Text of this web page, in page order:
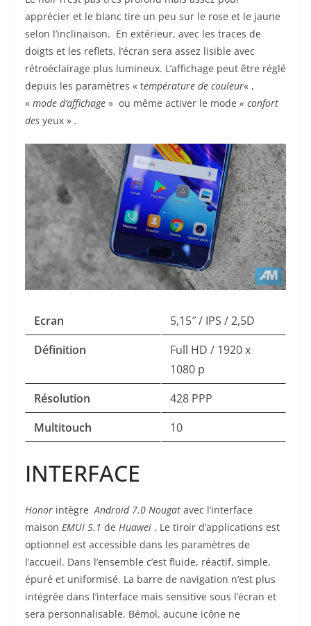
apprécier et le blanc tire un peu sur le rose et le jaune
selon l’inclinaison. En extérieur, avec les traces de
doigts et les reflets, l’écran sera assez lisible avec
rétroéclairage plus lumineux. L’affichage peut être réglé
depuis les paramètres « température de couleur« ,
« mode d’affichage » ou même activer le mode « confort
des yeux » .
Ecran
5,15″ / IPS / 2,5D
Définition
Full HD / 1920 x
1080 p
Résolution
428 PPP
Multitouch
10
INTERFACE
Honor intègreAndroid 7.0 Nougat avec l’interface
maison EMUI 5.1 de Huawei . Le tiroir d’applications est
optionnel est accessible dans les paramètres de
l’accueil. Dans l’ensemble c’est fluide, réactif, simple,
épuré et uniformisé. La barre de navigation n’est plus
intégrée dans l’interface mais sensitive sous l’écran et
sera personnalisable. Bémol, aucune icône ne